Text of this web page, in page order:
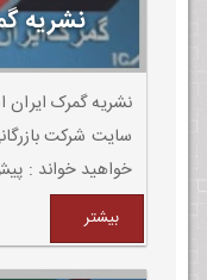
نشریه
سایت شرکت
خواهید خواند :
صندوق های بین
شرایط اقتصادی و
شد.
بیشتر